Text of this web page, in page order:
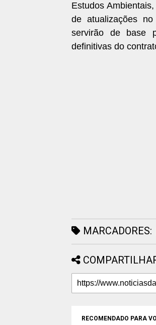
Estudos
de atualizações
servirão de base
definitivas do
MARCADORES:
RECOMENDADO PARA